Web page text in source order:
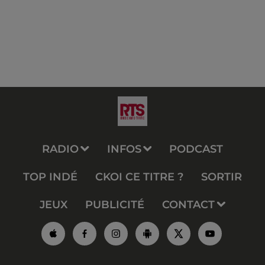
RADIO INFOS PODCAST
TOP INDÉ CKOI CE TITRE ? SORTIR
JEUX PUBLICITÉ CONTACT